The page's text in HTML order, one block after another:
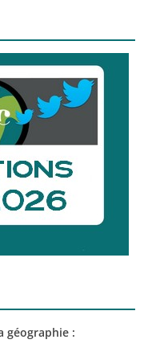
géographie :